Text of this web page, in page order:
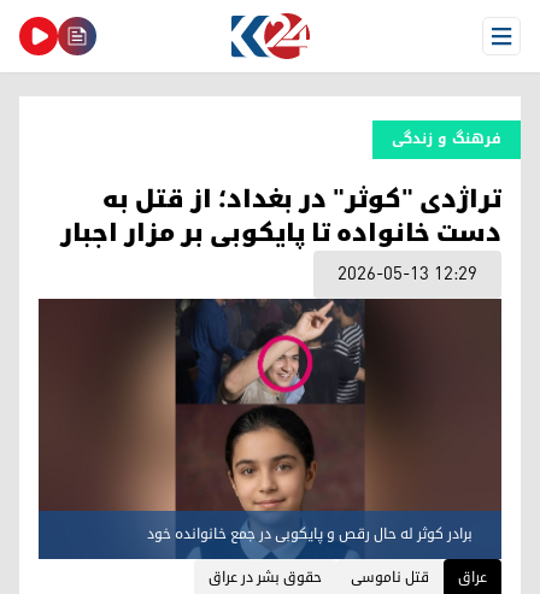
Open Menu
فرهنگ و زندگی
تراژدی "کوثر" در بغداد؛ از قتل به
دست خانواده تا پایکوبی بر مزار اجبار
2026-05-13 12:29
برادر کوثر لە حال رقص و پایکوبی در جمع خانواندە خود
عراق
قتل ناموسی حقوق بشر در عراق